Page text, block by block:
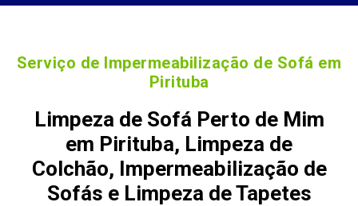
Serviço de Impermeabilização de Sofá em
Pirituba
Limpeza de Sofá Perto de Mim
em Pirituba, Limpeza de
Colchão, Impermeabilização de
Sofás e Limpeza de Tapetes